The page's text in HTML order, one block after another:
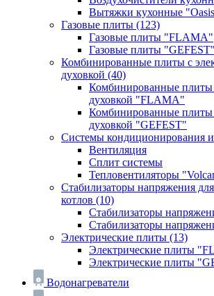
Вытяжки кухонные
Газовые плиты (123)
Газовые плиты "FLAMA"
Газовые плиты "GEFEST"
Комбинированные плиты с
духовкой (40)
Комбинированные плиты
духовкой "FLAMA"
Комбинированные плиты
духовкой "GEFEST"
Системы кондиционирования
Вентиляция
Сплит системы
Тепловентиляторы
Стабилизаторы напряжения
котлов (10)
Стабилизаторы
Стабилизаторы
Электрические плиты (13)
Электрические плиты
Электрические плиты
Водонагреватели